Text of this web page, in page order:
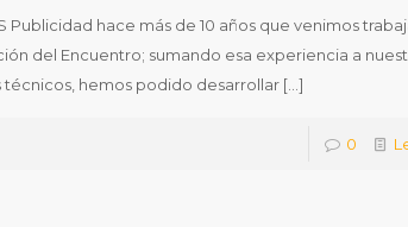
Publicidad hace más de 10 años que venimos
del Encuentro; sumando esa experiencia a
hemos podido desarrollar[…]
0